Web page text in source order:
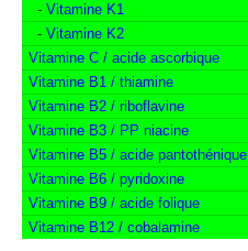
- Vitamine K1
- Vitamine K2
Vitamine C / acide ascorbique
Vitamine B1 / thiamine
Vitamine B2 / riboflavine
Vitamine B3 / PP niacine
Vitamine B5 / acide pantothénique
Vitamine B6 / pyridoxine
Vitamine B9 / acide folique
Vitamine B12 / cobalamine